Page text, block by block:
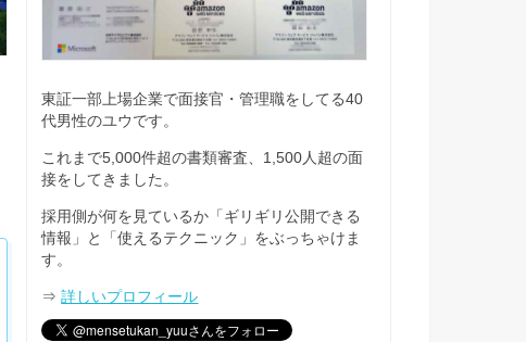
東証一部上場企業で面接官・管理職をしてる40
代男性のユウです。
これまで5,000件超の書類審査、1,500人超の面
接をしてきました。
採用側が何を見ているか「ギリギリ公開できる
情報」と「使えるテクニック」をぶっちゃけま
す。
⇒詳しいプロフィール